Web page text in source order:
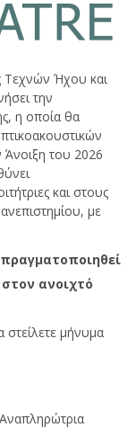
Τεχνών Ήχου και
την
η οποία θα
του 2026
και στους
με
ανοιχτό
στείλετε μήνυμα
Αναπληρώτρια